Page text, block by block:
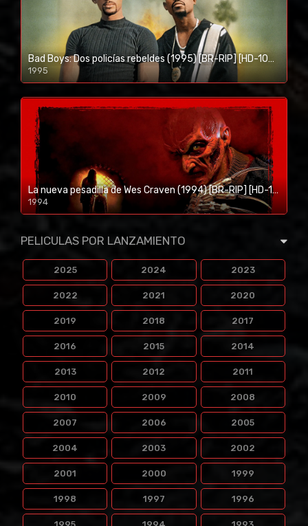
Bad Boys: Dos policías rebeldes (1995) [BR-RIP] [HD-1080p]
1995
1080p/720p
La nueva pesadilla de Wes Craven (1994) [BR-RIP] [HD-1080p]
1994
1080p/720p
PELICULAS POR LANZAMIENTO
2025 2024 2023
2022 2021 2020
2019 2018 2017
2016 2015 2014
2013 2012 2011
2010 2009 2008
2007 2006 2005
2004 2003 2002
2001 2000 1999
1998 1997 1996